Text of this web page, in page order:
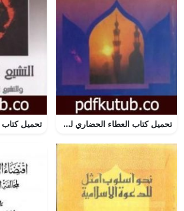
تحميل كتاب العطاء الحضاري للإسلام PDF تأليف محمد عمارة مجانا [كامل]